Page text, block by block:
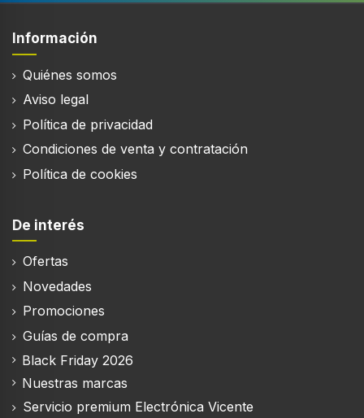
Información
Quiénes somos
Aviso legal
Política de privacidad
Condiciones de venta y contratación
Política de cookies
De interés
Ofertas
Novedades
Promociones
Guías de compra
Black Friday 2026
Nuestras marcas
Servicio premium Electrónica Vicente